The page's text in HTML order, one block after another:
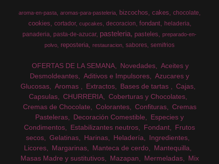
aroma-en-pasta aromas-para-pasteleria bizcochos cakes chocolate
cookies cortador cupcakes decoracion fondant
heladeria
panaderia pasta-de-azucar pasteleria pasteles
preparado-en-
polvo
reposteria restauracion sabores semifrios
OFERTAS DE LA SEMANA Novedades
Aceites y
Desmoldeantes
Aditivos e Impulsores
Azucares y
Glucosas
Aromas Extractos Bases de tartas
Cajas
Capsulas
CHURRERIA
Coberturas y Chocolates
Cremas de Chocolate
Colorantes Confituras
Cremas
Pasteleras
Decoración Comestible
Especies y
Condimentos
Estabilizantes neutros Fondant
Frutos
secos
Gelatinas Harinas Heladería
Ingredientes
Licores
Margarinas Manteca de cerdo
Mantequilla
Masas Madre y sustitutivos
Mazapan Mermeladas
Mix